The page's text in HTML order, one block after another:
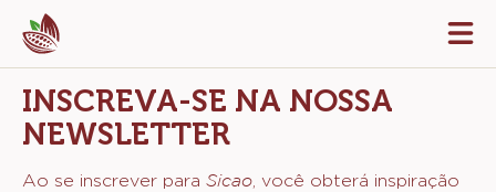
Skip
to
main
content
INSCREVA-SE NA NOSSA
NEWSLETTER
Ao se inscrever para Sicao , você obterá inspiração